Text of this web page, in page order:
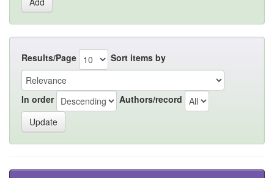
Results/Page Sort items by
In order Authors/record